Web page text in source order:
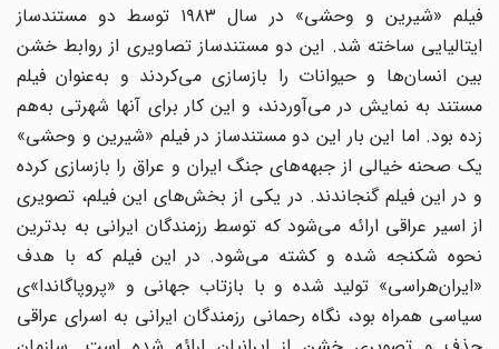
فیلم «شیرین و وحشی» در سال ۱۹۸۳ توسط دو‌ مستند‌ساز
ایتالیایی ساخته شد. این دو مستندساز تصاویری از روابط خشن
بین انسان‌ها و حیوانات را بازسازی می‌کردند و به‌عنوان فیلم‌
مستند به نمایش در ‌می‌آوردند، و این کار برای آنها شهرتی به‌هم
زده بود. اما این بار این دو مستندساز در فیلم «شیرین و وحشی»
یک صحنه خیالی از جبهه‌های جنگ ایران و عراق را بازسازی کرده
و در این فیلم گنجاندند. در یکی از بخش‌های این فیلم، تصویری
از اسیر عراقی ارائه می‌شود که توسط رزمندگان ایرانی به بدترین
نحوه شکنجه شده و کشته می‌شود. در این فیلم که با هدف
«ایران‌هراسی» تولید شده و با بازتاب جهانی و «پروپاگاندا»ی
سیاسی همراه بود، نگاه رحمانی رزمندگان ایرانی به اسرای عراقی